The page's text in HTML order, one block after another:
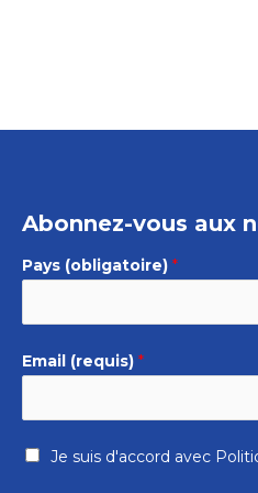
Abonnez-vous aux
Pays (obligatoire) *
Email (requis) *
Je suis d'accord avec